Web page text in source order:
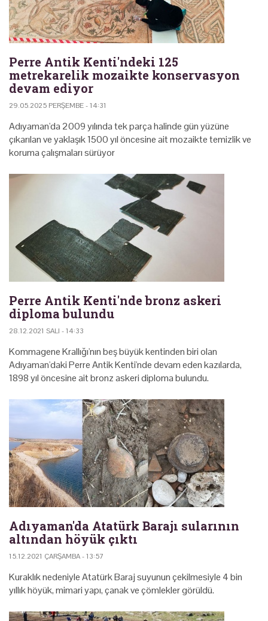
Perre Antik Kenti'ndeki 125
metrekarelik mozaikte konservasyon
devam ediyor
29.05.2025 PERŞEMBE - 14:31
Adıyaman'da 2009 yılında tek parça halinde gün yüzüne
çıkarılan ve yaklaşık 1500 yıl öncesine ait mozaikte temizlik ve
koruma çalışmaları sürüyor
Perre Antik Kenti'nde bronz askeri
diploma bulundu
28.12.2021 SALI - 14:33
Kommagene Krallığı'nın beş büyük kentinden biri olan
Adıyaman'daki Perre Antik Kenti'nde devam eden kazılarda,
1898 yıl öncesine ait bronz askeri diploma bulundu.
Adıyaman'da Atatürk Barajı sularının
altından höyük çıktı
15.12.2021 ÇARŞAMBA - 13:57
Kuraklık nedeniyle Atatürk Baraj suyunun çekilmesiyle 4 bin
yıllık höyük, mimari yapı, çanak ve çömlekler görüldü.